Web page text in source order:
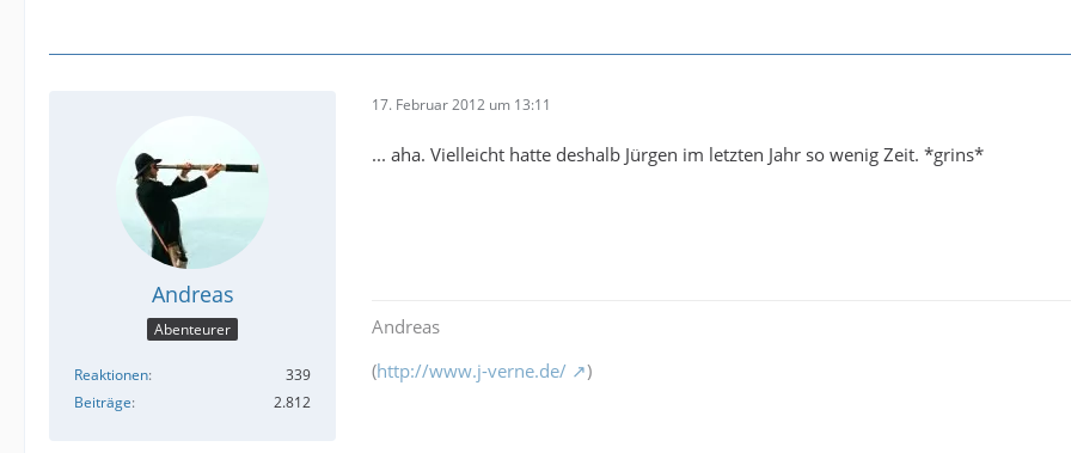
Andreas
Abenteurer
Reaktionen
339
Beiträge
2.812
17. Februar 2012 um 13:11
... aha. Vielleicht hatte deshalb Jürgen im letzten Jahr so wenig Zeit. *grins*
Andreas
(http://www.j-verne.de/ )